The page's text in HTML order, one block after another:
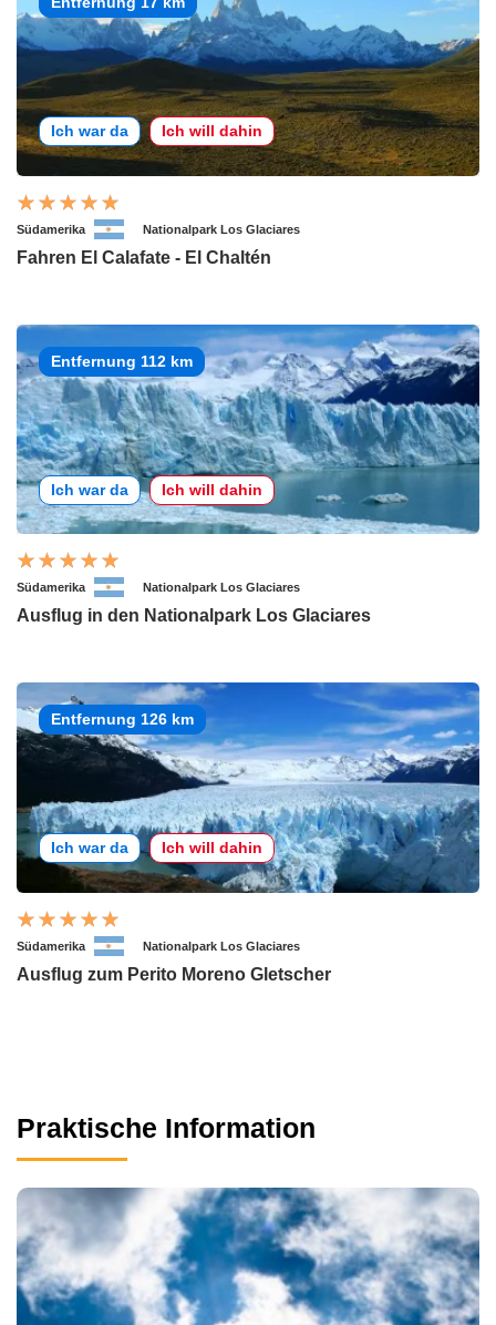
Ich war da Ich will dahin
Südamerika Nationalpark Los Glaciares
Fahren El Calafate - El Chaltén
Entfernung 112 km
Ich war da Ich will dahin
Südamerika Nationalpark Los Glaciares
Ausflug in den Nationalpark Los Glaciares
Entfernung 126 km
Ich war da Ich will dahin
Südamerika Nationalpark Los Glaciares
Ausflug zum Perito Moreno Gletscher
Praktische Information